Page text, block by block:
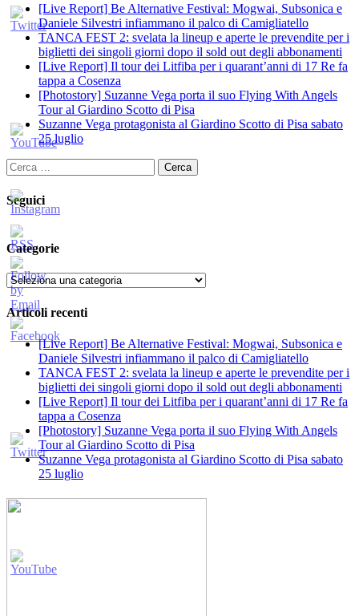
[Live Report] Be Alternative Festival: Mogwai, Subsonica e
Daniele Silvestri infiammano il palco di Camigliatello
TANCA FEST 2: svelata la lineup e aperte le prevendite per i
biglietti dei singoli giorni dopo il sold out degli abbonamenti
[Live Report] Il tour dei Litfiba per i quarant’anni di 17 Re fa
tappa a Cosenza
[Photostory] Suzanne Vega porta il suo Flying With Angels
Tour al Giardino Scotto di Pisa
Suzanne Vega protagonista al Giardino Scotto di Pisa sabato
25 luglio
Ricerca
per:
Seguici
Categorie
Categorie
Articoli recenti
[Live Report] Be Alternative Festival: Mogwai, Subsonica e
Daniele Silvestri infiammano il palco di Camigliatello
TANCA FEST 2: svelata la lineup e aperte le prevendite per i
biglietti dei singoli giorni dopo il sold out degli abbonamenti
[Live Report] Il tour dei Litfiba per i quarant’anni di 17 Re fa
tappa a Cosenza
[Photostory] Suzanne Vega porta il suo Flying With Angels
Tour al Giardino Scotto di Pisa
Suzanne Vega protagonista al Giardino Scotto di Pisa sabato
25 luglio